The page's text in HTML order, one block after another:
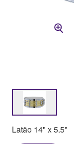
Latão 14" x 5.5"